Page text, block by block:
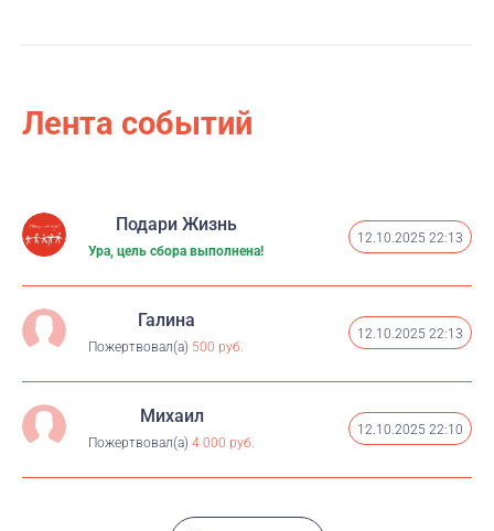
Всех неравнодушных приглашаем принять участие в
свою очередь, будем стараться освещать
мероприятие на месте, исходя из возможностей связи
Наши аккаунты в тг: Дима @Dmitry_BigArt Миша
@callsignsnipe
Лента событий
Подари Жизнь
Ура, цель сбора выполнена!
12.10.2025 22:13
Галина
Пожертвовал(а) 500 руб.
12.10.2025 22:13
Михаил
Пожертвовал(а) 4 000 руб.
12.10.2025 22:10